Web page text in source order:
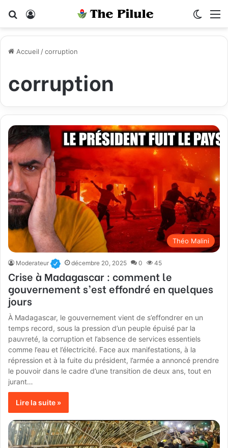
Rechercher
Accueil /corruption
corruption
Théo Malini
Moderateur décembre 20, 2025 0 45
Crise à Madagascar : comment le
gouvernement s’est effondré en quelques
jours
À Madagascar, le gouvernement vient de s’effondrer en un
temps record, sous la pression d’un peuple épuisé par la
pauvreté, la corruption et l’absence de services essentiels
comme l’eau et l’électricité. Face aux manifestations, à la
répression et à la fuite du président, l’armée a annoncé prendre
le pouvoir dans le cadre d’une transition de deux ans, tout en
jurant…
Lire la suite »